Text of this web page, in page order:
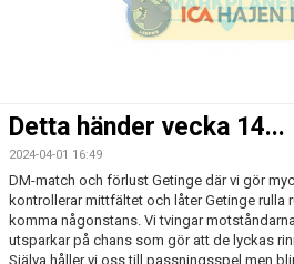
LEDARE / TRUPP
BILDGALLERI
DOKUMENT
Detta händer vecka 14...
2024-04-01 16:49
DM-match och förlust Getinge där vi gör
kontrollerar mittfältet och låter Getinge rulla
komma någonstans. Vi tvingar
utsparkar på chans som gör att de lyckas
Själva håller vi oss till passningsspel men